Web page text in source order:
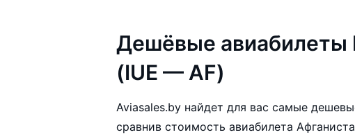
Дешёвые авиабилеты
(IUE — AF)
Aviasales.by найдет для вас самые
сравнив стоимость авиабилета